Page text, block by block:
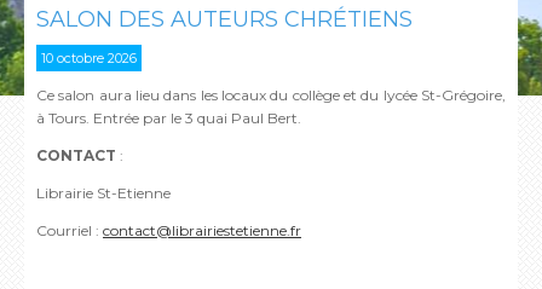
SALON DES AUTEURS CHRÉTIENS
10 octobre 2026
Ce salon aura lieu dans les locaux du collège et du lycée St-Grégoire,
à Tours. Entrée par le 3 quai Paul Bert.
CONTACT :
Librairie St-Etienne
Courriel : contact@librairiestetienne.fr